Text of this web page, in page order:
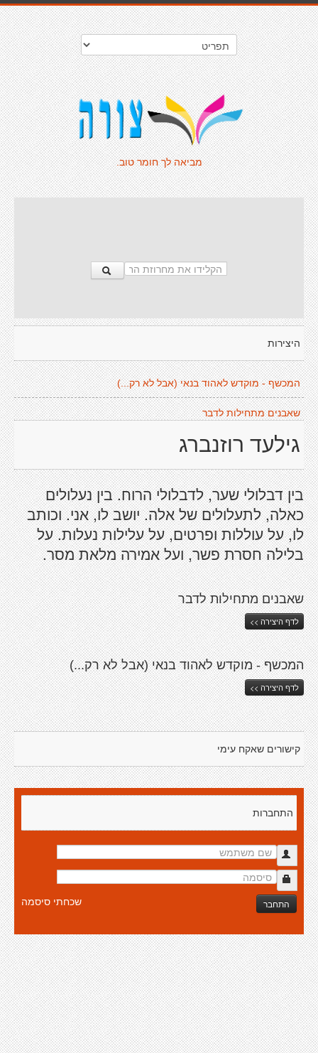
מביאה לך חומר טוב.
היצירות
המכשף - מוקדש לאהוד בנאי (אבל לא רק...)
שאבנים מתחילות לדבר
גילעד רוזנברג
בין דבלולי שער, לדבלולי הרוח. בין נעלולים
כאלה, לתעלולים של אלה. יושב לו, אני. וכותב
לו, על עוללות ופרטים, על עלילות נעלות. על
בלילה חסרת פשר, ועל אמירה מלאת מסר.
שאבנים מתחילות לדבר
לדף היצירה >>
המכשף - מוקדש לאהוד בנאי (אבל לא רק...)
לדף היצירה >>
קישורים שאקח עימי
התחברות
התחבר שכחתי סיסמה